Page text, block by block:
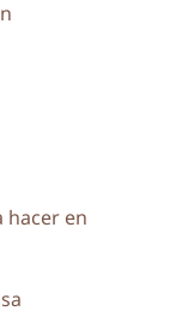
hacer en